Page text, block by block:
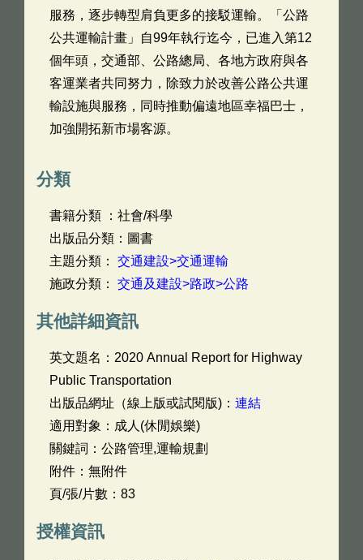
服務，逐步轉型肩負更多的接駁運輸。「公路
公共運輸計畫」自99年執行迄今，已進入第12
個年頭，交通部、公路總局、各地方政府與各
客運業者共同努力，除致力於改善公路公共運
輸設施與服務，同時推動偏遠地區幸福巴士，
加強開拓新市場客源。
分類
書籍分類 ：社會/科學
出版品分類：圖書
主題分類： 交通建設>交通運輸
施政分類： 交通及建設>路政>公路
其他詳細資訊
英文題名： 2020 Annual Report for Highway
Public Transportation
出版品網址（線上版或試閱版)： 連結
適用對象：成人(休閒娛樂)
關鍵詞：公路管理,運輸規劃
附件：無附件
頁/張/片數：83
授權資訊